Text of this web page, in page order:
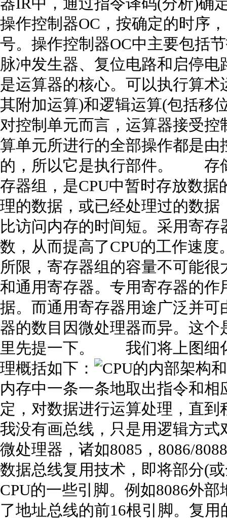
器IR中，通过指令译码(分析)确
操作控制器OC，按确定的时序
号。操作控制器OC中主要包括
脉冲发生器、复位电路和启停
是运算器的核心。可以执行算
其附加运算)和逻辑运算(包括移
对控制单元而言，运算器接受
算单元所进行的全部操作都是
的，所以它是执行部件。 存
存器组，是CPU中暂时存放数
理的数据，或已经处理过的数据
比访问内存的时间短。采用寄
数，从而提高了CPU的工作速
所限，寄存器组的容量不可能
和通用寄存器。专用寄存器的
据。而通用寄存器用途广泛并
器的数目因微处理器而异。这
里先提一下。 我们将上图细
理概括如下：
内存中一条一条地取出指令和
定，对数据进行运算处理，直
我没有画总线，只是用逻辑方
微处理器，诸如8085，8086/
数据总线复用技术，即将部分(
CPU的一些引脚。例如8086外
了地址总线的前16根引脚。复